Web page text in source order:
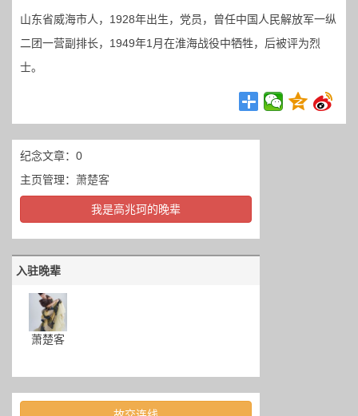
山东省威海市人，1928年出生，党员，曾任中国人民解放军一纵
二团一营副排长，1949年1月在淮海战役中牺牲，后被评为烈
士。
纪念文章：0
主页管理： 萧楚客
我是高兆珂的晚辈
入驻晚辈
萧楚客